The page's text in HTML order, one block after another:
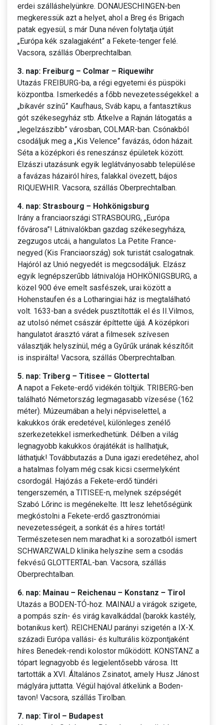
erdei szálláshelyünkre. DONAUESCHINGEN-ben
megkeressük azt a helyet, ahol a Breg és Brigach
patak egyesül, s már Duna néven folytatja útját
„Európa kék szalagjaként” a Fekete-tenger felé.
Vacsora, szállás Oberprechtalban.
3. nap: Freiburg – Colmar – Riquewihr
Utazás FREIBURG-ba, a régi egyetemi és püspöki
központba. Ismerkedés a főbb nevezetességekkel: a
„bikavér színű” Kaufhaus, Sváb kapu, a fantasztikus
gót székesegyház stb. Átkelve a Rajnán látogatás a
„legelzászibb” városban, COLMAR-ban. Csónakból
csodáljuk meg a „Kis Velence” favázás, ódon házait.
Séta a középkori és reneszánsz épületek között.
Elzászi utazásunk egyik leglátványosabb települése
a favázas házairól híres, falakkal övezett, bájos
RIQUEWHIR. Vacsora, szállás Oberprechtalban.
4. nap: Strasbourg – Hohkönigsburg
Irány a franciaországi STRASBOURG, „Európa
fővárosa”! Látnivalókban gazdag székesegyháza,
zegzugos utcái, a hangulatos La Petite France-
negyed (Kis Franciaország) sok turistát csalogatnak.
Hajóról az Unió negyedét is megcsodáljuk. Elzász
egyik legnépszerűbb látnivalója HOHKÖNIGSBURG, a
közel 900 éve emelt sasfészek, urai között a
Hohenstaufen és a Lotharingiai ház is megtalálható
volt. 1633-ban a svédek pusztították el és II.Vilmos,
az utolsó német császár építtette újjá. A középkori
hangulatot árasztó várat a filmesek szívesen
választják helyszínül, még a Gyűrűk urának készítőit
is inspirálta! Vacsora, szállás Oberprechtalban.
5. nap: Triberg – Titisee – Glottertal
A napot a Fekete-erdő vidékén töltjük. TRIBERG-ben
található Németország legmagasabb vízesése (162
méter). Múzeumában a helyi népviselettel, a
kakukkos órák eredetével, különleges zenélő
szerkezetekkel ismerkedhetünk. Délben a világ
legnagyobb kakukkos órajátékát is hallhatjuk,
láthatjuk! Továbbutazás a Duna igazi eredetéhez, ahol
a hatalmas folyam még csak kicsi csermelyként
csordogál. Hajózás a Fekete-erdő tündéri
tengerszemén, a TITISEE-n, melynek szépségét
Szabó Lőrinc is megénekelte. Itt lesz lehetőségünk
megkóstolni a Fekete-erdő gasztronómiai
nevezetességeit, a sonkát és a híres tortát!
Természetesen nem maradhat ki a sorozatból ismert
SCHWARZWALD klinika helyszíne sem a csodás
fekvésű GLOTTERTAL-ban. Vacsora, szállás
Oberprechtalban.
6. nap: Mainau – Reichenau – Konstanz – Tirol
Utazás a BODEN-TÓ-hoz. MAINAU a virágok szigete,
a pompás szín- és virág kavalkáddal (barokk kastély,
botanikus kert). REICHENAU parányi szigetén a IX-X.
századi Európa vallási- és kulturális központjaként
híres Benedek-rendi kolostor működött. KONSTANZ a
tópart legnagyobb és legjelentősebb városa. Itt
tartották a XVI. Általános Zsinatot, amely Husz Jánost
máglyára juttatta. Végül hajóval átkelünk a Boden-
tavon! Vacsora, szállás Tirolban.
7. nap: Tirol – Budapest